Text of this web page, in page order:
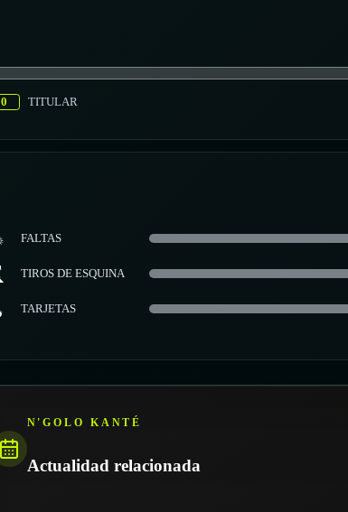
0 TITULAR
FALTAS
TIROS DE ESQUINA
TARJETAS
N'GOLO KANTÉ
Actualidad relacionada